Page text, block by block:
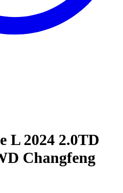
L 2024 2.0TD
Changfeng